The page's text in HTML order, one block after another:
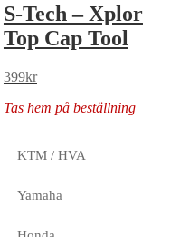
S-Tech – Xplor
Top Cap Tool
399kr
Tas hem på beställning
KTM / HVA
Yamaha